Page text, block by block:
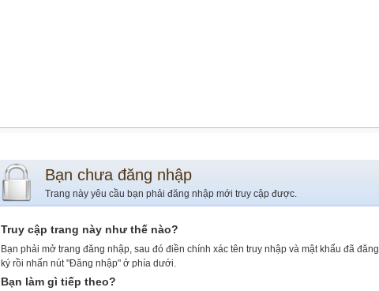
Bạn chưa đăng nhập
Trang này yêu cầu bạn phải đăng nhập mới truy cập được.
Truy cập trang này như thế nào?
Bạn phải mở trang đăng nhập, sau đó điền chính xác tên truy nhập và mật khẩu đã đăng
ký rồi nhấn nút "Đăng nhập" ở phía dưới.
Bạn làm gì tiếp theo?